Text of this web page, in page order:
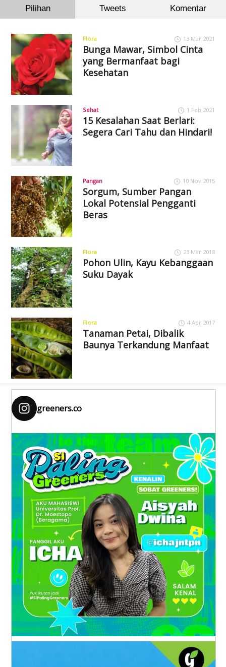
Pilihan Tweets Komentar
Flora 13 Mar 2021
Bunga Mawar, Simbol Cinta
yang Bermanfaat bagi
Kesehatan
Sehat 1 Feb 2021
15 Kesalahan Saat Berlari:
Segera Cari Tahu dan Hindari!
Pangan 10 Nov 2015
Sorgum, Sumber Pangan
Lokal Potensial Pengganti
Beras
Flora 23 Mar 2018
Pohon Ulin, Kayu Kebanggaan
Suku Dayak
Flora 4 Apr 2017
Tanaman Petai, Dibalik
Baunya Terkandung Manfaat
greeners.co